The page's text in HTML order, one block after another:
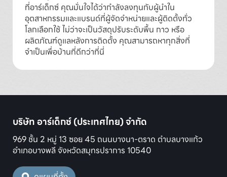
ที่อาร์เด็กซ์ คุณมั่นใจได้ว่ากำลังลงทุนกับผู้นำใน
อุตสาหกรรมและแบรนด์ที่ผู้จัดจำหน่ายและผู้ติดตั้งทั่ว
โลกเลือกใช้ ไม่ว่าจะเป็นวัสดุปรับระดับพื้น กาว หรือ
ผลิตภัณฑ์ดูแลหลังการติดตั้ง คุณสามารถหาทุกสิ่งที่
จำเป็นเพื่อบ้านที่ดีกว่าที่นี่
บริษัท อาร์เด็กซ์ (ประเทศไทย) จำกัด
969 ชั้น 2 หมู่ 13 ซอย 45 ถนนบางนา-ตราด ตำบลบางแก้ว
อำเภอบางพลี จังหวัดสมุทรปราการ 10540